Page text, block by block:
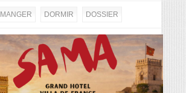
MANGER DORMIR DOSSIER